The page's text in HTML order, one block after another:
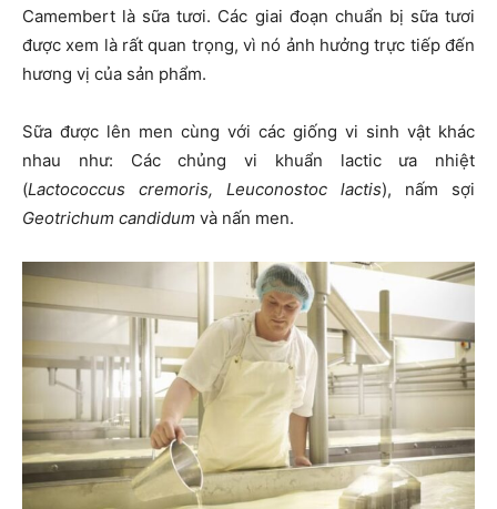
Camembert là sữa tươi. Các giai đoạn chuẩn bị sữa tươi
được xem là rất quan trọng, vì nó ảnh hưởng trực tiếp đến
hương vị của sản phẩm.
Sữa được lên men cùng với các giống vi sinh vật khác
nhau như: Các chủng vi khuẩn lactic ưa nhiệt
(Lactococcus cremoris, Leuconostoc lactis), nấm sợi
Geotrichum candidum và nấn men.